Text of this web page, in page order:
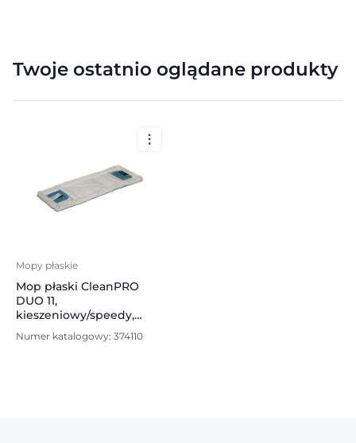
Twoje ostatnio oglądane produkty
Mopy płaskie
Mop płaski CleanPRO
DUO 11,
kieszeniowy/speedy,
mikrofibra, 50cm
Numer katalogowy: 374110